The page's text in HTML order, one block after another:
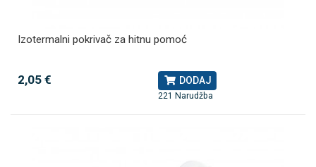
Izotermalni pokrivač za hitnu pomoć
2,05 € DODAJ
221 Narudžba